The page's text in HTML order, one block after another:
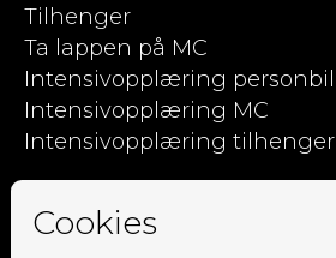
Tilhenger
Ta lappen på MC
Intensivopplæring personbil
Intensivopplæring MC
Intensivopplæring tilhenger
Om oss